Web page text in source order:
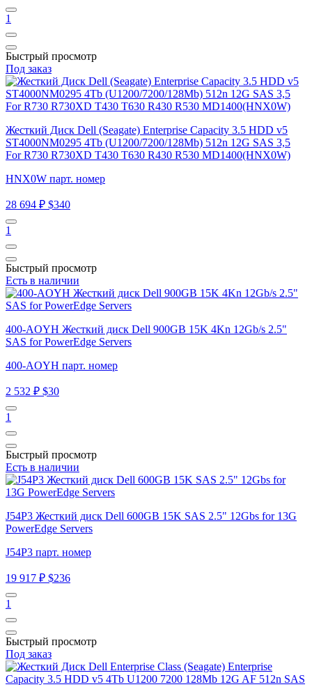
1
Быстрый просмотр
Под заказ
Жесткий Диск Dell (Seagate) Enterprise Capacity 3.5 HDD v5
ST4000NM0295 4Tb (U1200/7200/128Mb) 512n 12G SAS 3,5
For R730 R730XD T430 T630 R430 R530 MD1400(HNX0W)
HNX0W парт. номер
28 694 ₽ $340
1
Быстрый просмотр
Есть в наличии
400-AOYH Жесткий диск Dell 900GB 15K 4Kn 12Gb/s 2.5"
SAS for PowerEdge Servers
400-AOYH парт. номер
2 532 ₽ $30
1
Быстрый просмотр
Есть в наличии
J54P3 Жесткий диск Dell 600GB 15K SAS 2.5" 12Gbs for 13G
PowerEdge Servers
J54P3 парт. номер
19 917 ₽ $236
1
Быстрый просмотр
Под заказ